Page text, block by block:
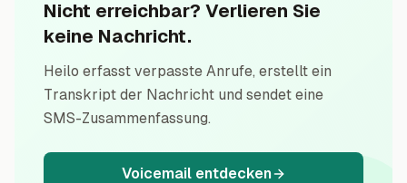
Nicht erreichbar? Verlieren Sie
keine Nachricht.
Heilo erfasst verpasste Anrufe, erstellt ein
Transkript der Nachricht und sendet eine
SMS-Zusammenfassung.
Voicemail entdecken